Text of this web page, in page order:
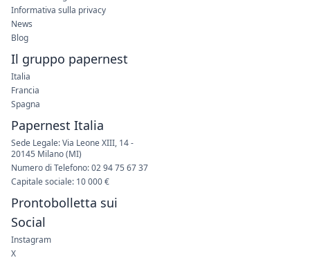
Informativa sulla privacy
News
Blog
Il gruppo papernest
Italia
Francia
Spagna
Papernest Italia
Sede Legale: Via Leone XIII, 14 -
20145 Milano (MI)
Numero di Telefono: 02 94 75 67 37
Capitale sociale: 10 000 €
Prontobolletta sui
Social
Instagram
X